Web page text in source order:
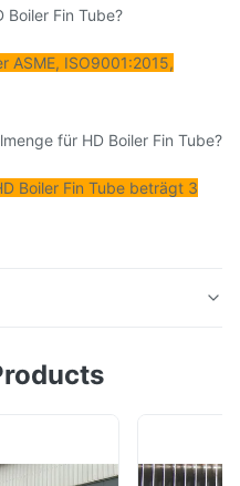
Boiler Fin Tube?
ASME, ISO9001:2015,
für HD Boiler Fin Tube?
Boiler Fin Tube beträgt 3
einzigartige